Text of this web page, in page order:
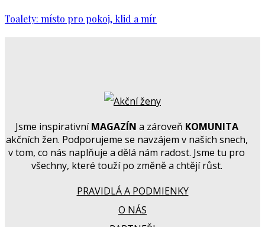
Toalety: místo pro pokoj, klid a mír
Jsme inspirativníMAGAZÍN a zároveň KOMUNITA
akčních žen. Podporujeme se navzájem v našich snech,
v tom, co nás naplňuje a dělá nám radost. Jsme tu pro
všechny, které touží po změně a chtějí růst.
PRAVIDLÁ A PODMIENKY
O NÁS